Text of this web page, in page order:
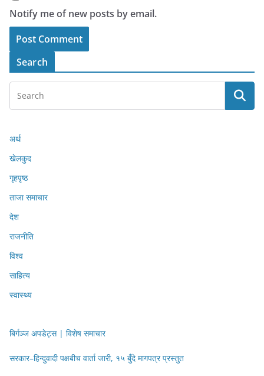
Notify me of new posts by email.
Search
अर्थ
खेलकुद
गृहपृष्ठ
ताजा समाचार
देश
राजनीति
विश्व
साहित्य
स्वास्थ्य
बिर्गञ्ज अपडेट्स | विशेष समाचार
सरकार–हिन्दुवादी पक्षबीच वार्ता जारी, १५ बुँदे मागपत्र प्रस्तुत